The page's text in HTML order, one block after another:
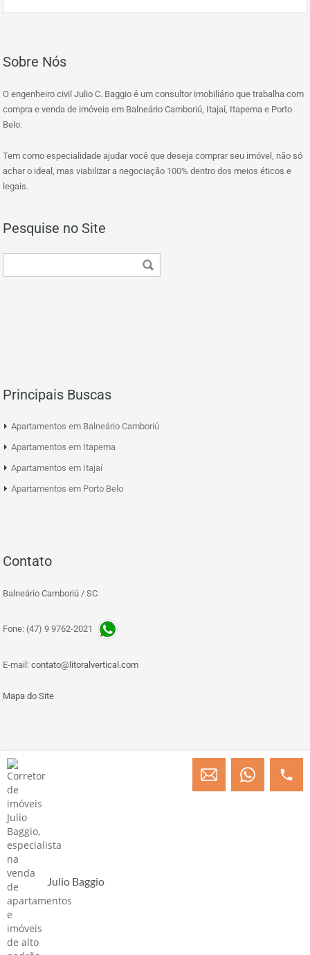
Sobre Nós
O engenheiro civil Julio C. Baggio é um consultor imobiliário que trabalha com
compra e venda de imóveis em Balneário Camboriú, Itajaí, Itapema e Porto
Belo.
Tem como especialidade ajudar você que deseja comprar seu imóvel, não só
achar o ideal, mas viabilizar a negociação 100% dentro dos meios éticos e
legais.
Pesquise no Site
Principais Buscas
Apartamentos em Balneário Camboriú
Apartamentos em Itapema
Apartamentos em Itajaí
Apartamentos em Porto Belo
Contato
Balneário Camboriú / SC
Fone: (47) 9 9762-2021
E-mail: contato@litoralvertical.com
Mapa do Site
© Copyright 2013 » 2026 Engenheiro Julio C. Baggio - Corretor de Imóveis
Julio Baggio